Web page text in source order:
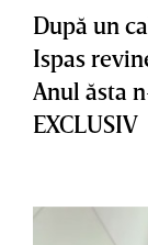
După un
Ispas
Anul ăsta
EXCLUSIV